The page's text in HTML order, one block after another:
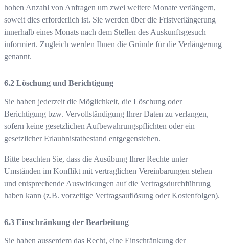
hohen Anzahl von Anfragen um zwei weitere Monate verlängern,
soweit dies erforderlich ist. Sie werden über die Fristverlängerung
innerhalb eines Monats nach dem Stellen des Auskunftsgesuch
informiert. Zugleich werden Ihnen die Gründe für die Verlängerung
genannt.
Löschung und Berichtigung
Sie haben jederzeit die Möglichkeit, die Löschung oder
Berichtigung bzw. Vervollständigung Ihrer Daten zu verlangen,
sofern keine gesetzlichen Aufbewahrungspflichten oder ein
gesetzlicher Erlaubnistatbestand entgegenstehen.
Bitte beachten Sie, dass die Ausübung Ihrer Rechte unter
Umständen im Konflikt mit vertraglichen Vereinbarungen stehen
und entsprechende Auswirkungen auf die Vertragsdurchführung
haben kann (z.B. vorzeitige Vertragsauflösung oder Kostenfolgen).
Einschränkung der Bearbeitung
Sie haben ausserdem das Recht, eine Einschränkung der